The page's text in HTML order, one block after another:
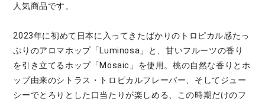
人気商品です。
2023年に初めて日本に入ってきたばかりのトロピカル感たっ
ぷりのアロマホップ「Luminosa」と、⽢いフルーツの⾹り
を引き⽴てるホップ「Mosaic」を使用。桃の自然な⾹りとホ
ップ由来のシトラス・トロピカルフレーバー、そしてジュー
シーでとろりとした口当たりが楽しめる、この時期だけのフ